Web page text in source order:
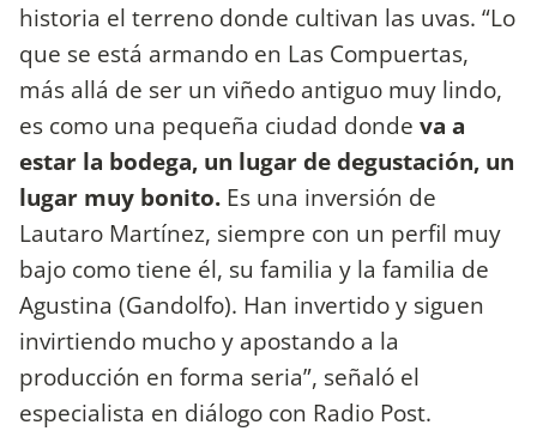
historia el terreno donde cultivan las uvas. “Lo
que se está armando en Las Compuertas,
más allá de ser un viñedo antiguo muy lindo,
es como una pequeña ciudad donde va a
estar la bodega, un lugar de degustación, un
lugar muy bonito. Es una inversión de
Lautaro Martínez, siempre con un perfil muy
bajo como tiene él, su familia y la familia de
Agustina (Gandolfo). Han invertido y siguen
invirtiendo mucho y apostando a la
producción en forma seria”, señaló el
especialista en diálogo con Radio Post.